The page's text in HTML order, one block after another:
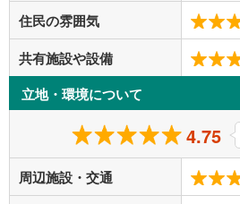
住民の雰囲気
共有施設や設備
立地・環境について
4.75
周辺施設・交通